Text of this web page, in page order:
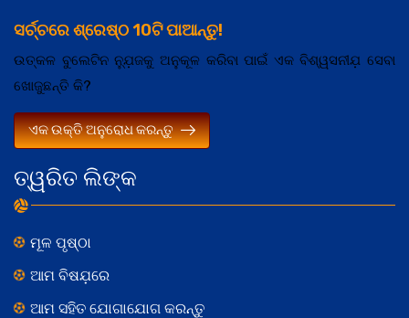
ତ୍ୱରିତ ଲିଙ୍କ
ମୂଳ ପୃଷ୍ଠା
ଆମ ବିଷଯ଼ରେ
ଆମ ସହିତ ଯୋଗାଯୋଗ କରନ୍ତୁ
ସର୍ଚ୍ଚରେ ଶ୍ରେଷ୍ଠ 10ଟି ପାଆନ୍ତୁ!
ଉତ୍କଳ ବୁଲେଟିନ ନ୍ଯ଼ୁଜକୁ ଅନୁକୂଳ କରିବା ପାଇଁ ଏକ ବିଶ୍ୱସନୀଯ଼ ସେବା
ଖୋଜୁଛନ୍ତି କି?
ଏକ ଉକ୍ତି ଅନୁରୋଧ କରନ୍ତୁ